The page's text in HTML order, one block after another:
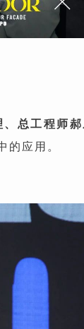
、总工程师
的应用。